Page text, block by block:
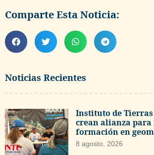
Noticias Recientes
Instituto de Tierras
crean alianza
formación en
8 agosto, 2026
Comparte Esta Noticia: